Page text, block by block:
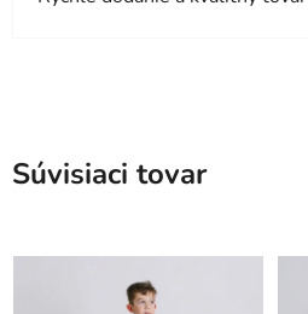
Súvisiaci tovar